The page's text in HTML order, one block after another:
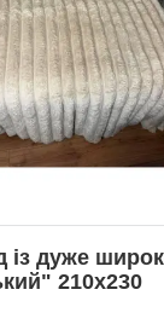
із дуже
210х230